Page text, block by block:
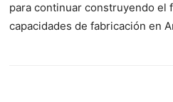
para continuar construyendo el
capacidades de fabricación en